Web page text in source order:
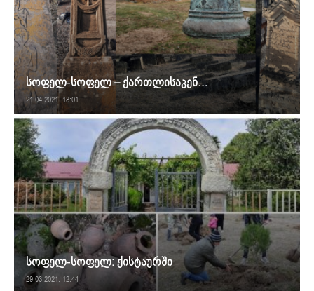
სოფელ-სოფელ – ქართლისაკენ…
21.04.2021. 18:01
სოფელ-სოფელ: ქისტაურში
29.03.2021. 12:44